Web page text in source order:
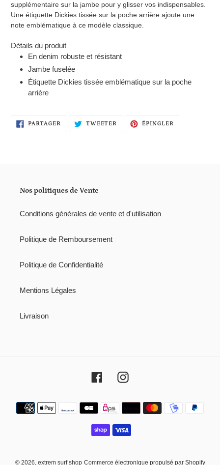
panier
supplémentaire sur la jambe pour y glisser vos indispensables.
Une étiquette Dickies tissée sur la poche arrière ajoute une
note emblématique à ce modèle classique.
Détails du produit
En denim robuste et résistant
Jambe fuselée
Étiquette Dickies tissée emblématique sur la poche
arrière
PARTAGER PARTAGERTWEETER TWEETERÉPINGLER
Nos politiques de Vente
Conditions générales de vente et d'utilisation
Politique de Remboursement
Politique de Confidentialité
Mentions Légales
Livraison
FacebookInstagram
Moyens
de
paiement
© 2026, extrem surf shop Commerce électronique propulsé par Shopify